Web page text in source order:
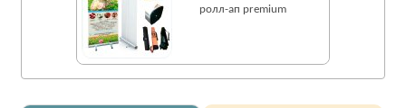
ролл-ап premium